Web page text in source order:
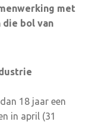
met
die bol van
18 jaar een
in april (31